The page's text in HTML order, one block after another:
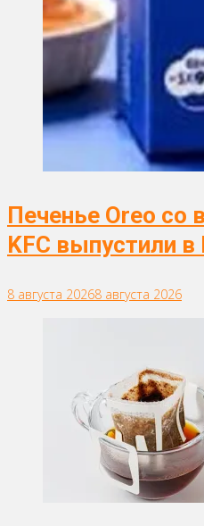
Печенье Oreo со
KFC выпустили в
8 августа 20268 августа 2026